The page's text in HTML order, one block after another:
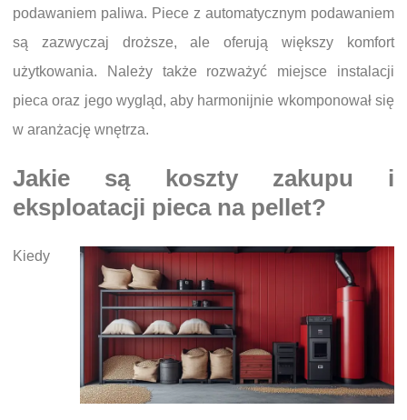
podawaniem paliwa. Piece z automatycznym podawaniem
są zazwyczaj droższe, ale oferują większy komfort
użytkowania. Należy także rozważyć miejsce instalacji
pieca oraz jego wygląd, aby harmonijnie wkomponował się
w aranżację wnętrza.
Jakie są koszty zakupu i
eksploatacji pieca na pellet?
Kiedy